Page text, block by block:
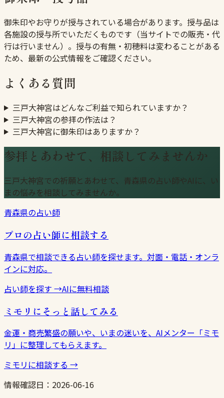
御朱印やお守りが授与されている場合があります。授与品は
各施設の授与所でいただくものです（当サイトでの販売・代
行は行いません）。授与の有無・初穂料は変わることがある
ため、最新の公式情報をご確認ください。
よくある質問
三戸大神宮はどんなご利益で知られていますか？
三戸大神宮の参拝の作法は？
三戸大神宮に御朱印はありますか？
参拝とあわせて、相談してみませんか
三戸大神宮での祈願とあわせて、青森県の占い師やAIに、い
まの悩みを相談してみませんか。
青森県の占い師
プロの占い師に相談する
青森県で相談できる占い師を探せます。対面・電話・オンラ
インに対応。
占い師を探す →AIに無料相談
ミモリにそっと話してみる
金運・商売繁盛の願いや、いまの迷いを、AIメンター「ミモ
リ」に整理してもらえます。
ミモリに相談する →
情報確認日： 2026-06-16